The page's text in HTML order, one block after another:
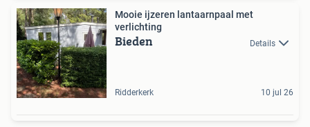
Mooie ijzeren lantaarnpaal met
verlichting
Bieden Details
Ridderkerk 10 jul 26